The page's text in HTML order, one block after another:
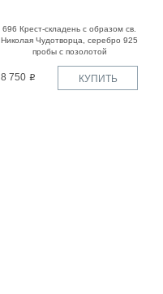
696 Крест-складень с образом св.
Николая Чудотворца, серебро 925
пробы с позолотой
8 750 КУПИТЬ